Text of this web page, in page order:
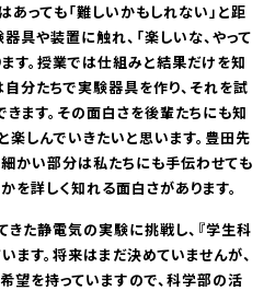
っても「難しいかもしれない」と距
具や装置に触れ、「楽しいな、やって
す。授業では仕組みと結果だけを知
分たちで実験器具を作り、それを試
きます。その面白さを後輩たちにも知
楽しんでいきたいと思います。豊田先
かい部分は私たちにも手伝わせても
を詳しく知れる面白さがあります。
た静電気の実験に挑戦し、『学生科
ます。将来はまだ決めていませんが、
望を持っていますので、科学部の活